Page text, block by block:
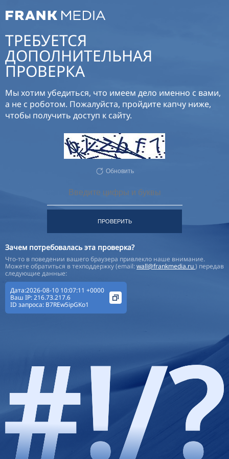
ТРЕБУЕТСЯ
ДОПОЛНИТЕЛЬНАЯ
ПРОВЕРКА
Мы хотим убедиться, что имеем дело именно с вами,
а не с роботом. Пожалуйста, пройдите капчу ниже,
чтобы получить доступ к сайту.
Обновить
ПРОВЕРИТЬ
Зачем потребовалась эта проверка?
Что-то в поведении вашего браузера привлекло наше внимание.
Можете обратиться в техподдержку (email:wall@frankmedia.ru) передав
следующие данные:
Дата:2026-08-10 10:07:11 +0000
Ваш IP:216.73.217.6
ID запроса: B7REw5ipGKo1